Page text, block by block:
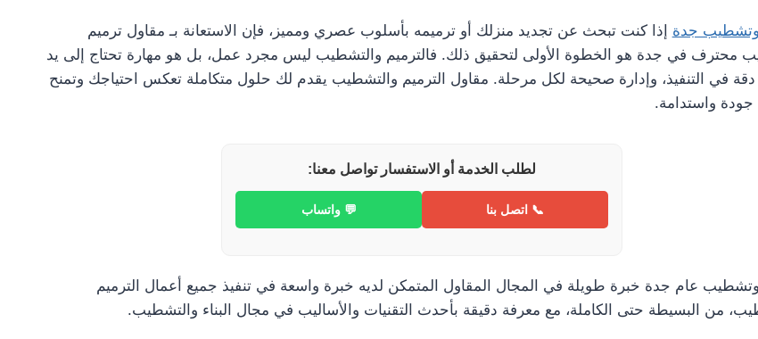
وتشطيب جدة إذا كنت تبحث عن تجديد منزلك أو ترميمه بأسلوب عصري ومميز، فإن الاستعانة بـ مقاول ترميم
محترف في جدة هو الخطوة الأولى لتحقيق ذلك. فالترميم والتشطيب ليس مجرد عمل، بل هو مهارة تحتاج إلى يد
دقة في التنفيذ، وإدارة صحيحة لكل مرحلة. مقاول الترميم والتشطيب يقدم لك حلول متكاملة تعكس احتياجك وتمنح
جودة واستدامة.
لطلب الخدمة أو الاستفسار تواصل معنا:
📞 اتصل بنا 💬 واتساب
عام جدة خبرة طويلة في المجال المقاول المتمكن لديه خبرة واسعة في تنفيذ جميع أعمال الترميم
من البسيطة حتى الكاملة، مع معرفة دقيقة بأحدث التقنيات والأساليب في مجال البناء والتشطيب.